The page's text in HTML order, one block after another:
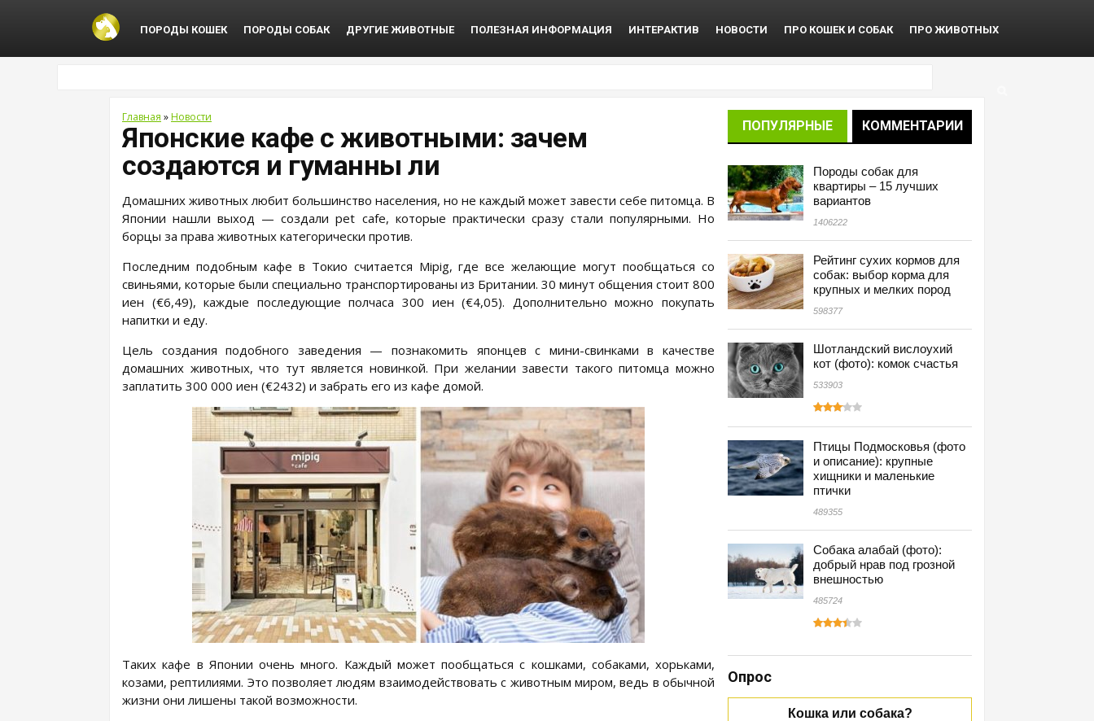
ПОРОДЫ КОШЕК ПОРОДЫ СОБАК ДРУГИЕ ЖИВОТНЫЕ ПОЛЕЗНАЯ ИНФОРМАЦИЯ ИНТЕРАКТИВ НОВОСТИ ПРО КОШЕК И СОБАК ПРО ЖИВОТНЫХ
Главная »Новости
Японские кафе с животными: зачем
создаются и гуманны ли
Домашних животных любит большинство населения, но не каждый может завести себе питомца. В
Японии нашли выход — создали pet cafe, которые практически сразу стали популярными. Но
борцы за права животных категорически против.
Последним подобным кафе в Токио считается Mipig, где все желающие могут пообщаться со
свиньями, которые были специально транспортированы из Британии. 30 минут общения стоит 800
иен (€6,49), каждые последующие полчаса 300 иен (€4,05). Дополнительно можно покупать
напитки и еду.
Цель создания подобного заведения — познакомить японцев с мини-свинками в качестве
домашних животных, что тут является новинкой. При желании завести такого питомца можно
заплатить 300 000 иен (€2432) и забрать его из кафе домой.
Таких кафе в Японии очень много. Каждый может пообщаться с кошками, собаками, хорьками,
козами, рептилиями. Это позволяет людям взаимодействовать с животным миром, ведь в обычной
жизни они лишены такой возможности.
ПОПУЛЯРНЫЕ КОММЕНТАРИИ
Породы собак для
квартиры – 15 лучших
вариантов
1406222
Рейтинг сухих кормов для
собак: выбор корма для
крупных и мелких пород
598377
Шотландский вислоухий
кот (фото): комок счастья
533903
Птицы Подмосковья (фото
и описание): крупные
хищники и маленькие
птички
489355
Собака алабай (фото):
добрый нрав под грозной
внешностью
485724
Опрос
Кошка или собака?